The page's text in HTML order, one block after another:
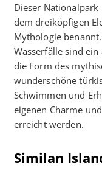
Dieser
dem dreiköpfigen
Mythologie
Wasserfälle sind
die Form des
wunderschöne
Schwimmen und
eigenen Charme
erreicht werden.
Similan